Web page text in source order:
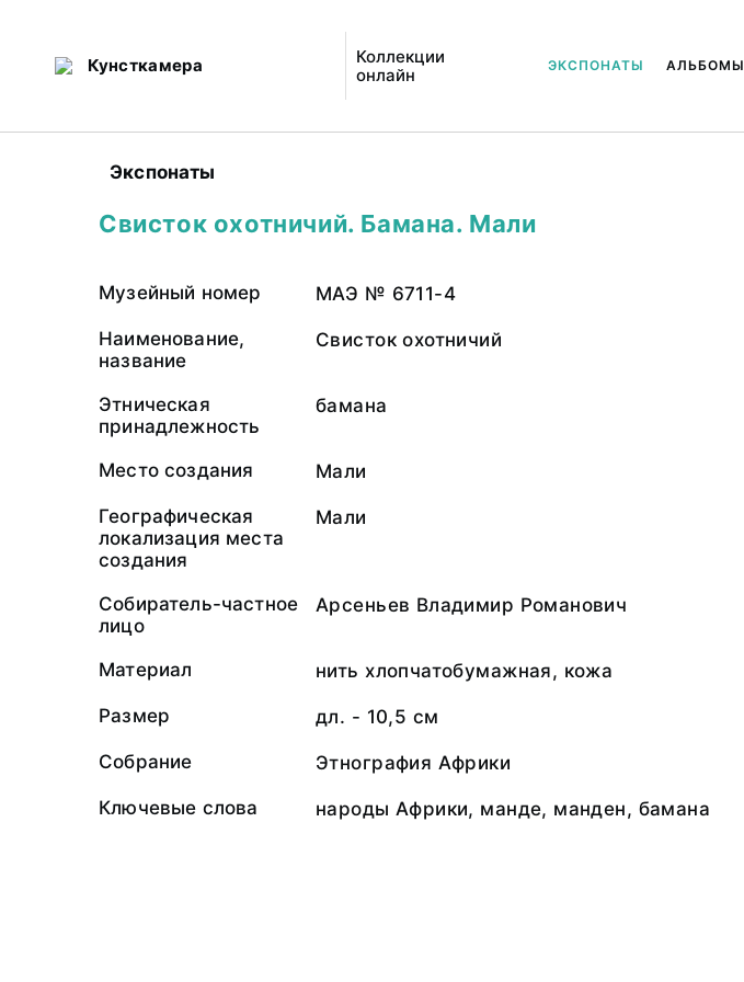
Кунсткамера
Коллекции
онлайн
ЭКСПОНАТЫ АЛЬБОМЫ
Экспонаты
Свисток охотничий. Бамана. Мали
Музейный номер МАЭ № 6711-4
Наименование,
название
Свисток охотничий
Этническая
принадлежность
бамана
Место создания Мали
Географическая
локализация места
создания
Мали
Собиратель-частное
лицо
Арсеньев Владимир Романович
Материал нить хлопчатобумажная, кожа
Размер дл. - 10,5 см
Собрание Этнография Африки
Ключевые слова народы Африки, манде, манден, бамана